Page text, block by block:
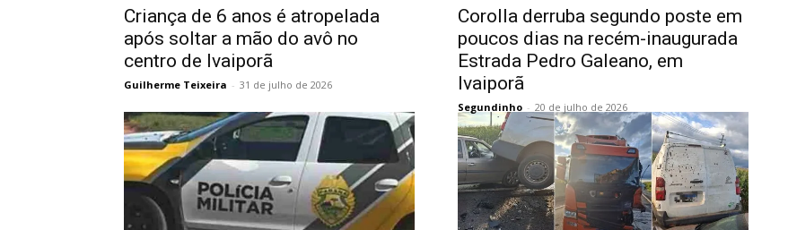
Criança de 6 anos é atropelada
após soltar a mão do avô no
centro de Ivaiporã
Guilherme Teixeira - 31 de julho de 2026
Corolla derruba segundo poste em
poucos dias na recém-inaugurada
Estrada Pedro Galeano, em
Ivaiporã
Segundinho - 20 de julho de 2026